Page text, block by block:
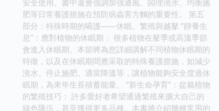
安全使用。書中還會強調加強通風、閤理澆水、均衡施
肥等日常養護措施在預防病蟲害方麵的重要性。 第五
部分：特殊時期的嗬護——休眠、繁殖與越鼕 “靜養生
息”：應對植物的休眠期： 很多植物在鼕季或高溫季節
會進入休眠期。本節將為您詳細講解不同植物休眠期的
特徵，以及在休眠期間應采取的特殊養護措施，如減少
澆水、停止施肥、適當降溫等，讓植物能夠安全度過休
眠期，為來年生長積蓄能量。 “新生命孕育”：盆栽植物
的繁殖技巧： 許多愛好者希望通過繁殖來擴大自己的
綠色隊伍，甚至獲得更多品種。本書將介紹幾種常用的